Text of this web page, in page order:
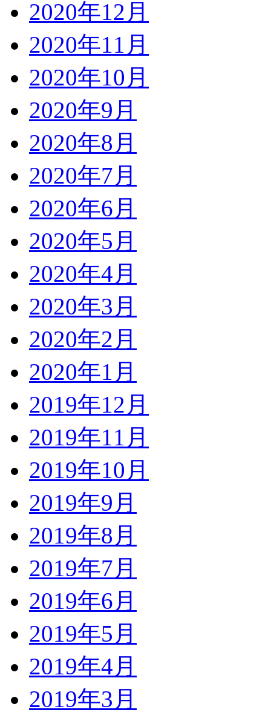
2020年12月
2020年11月
2020年10月
2020年9月
2020年8月
2020年7月
2020年6月
2020年5月
2020年4月
2020年3月
2020年2月
2020年1月
2019年12月
2019年11月
2019年10月
2019年9月
2019年8月
2019年7月
2019年6月
2019年5月
2019年4月
2019年3月